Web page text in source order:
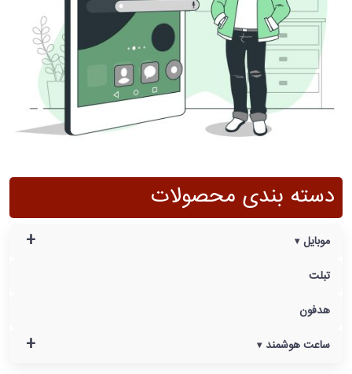
دسته بندی محصولات
+
موبایل
تبلت
هدفون
+ ساعت هوشمند